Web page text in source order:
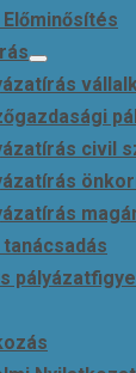
civil